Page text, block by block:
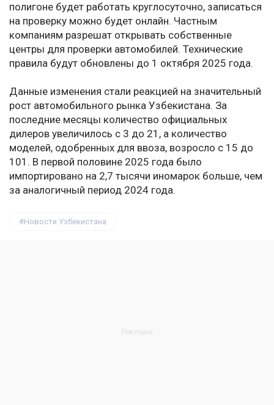
полигоне будет работать круглосуточно, записаться
на проверку можно будет онлайн. Частным
компаниям разрешат открывать собственные
центры для проверки автомобилей. Технические
правила будут обновлены до 1 октября 2025 года.
Данные изменения стали реакцией на значительный
рост автомобильного рынка Узбекистана. За
последние месяцы количество официальных
дилеров увеличилось с 3 до 21, а количество
моделей, одобренных для ввоза, возросло с 15 до
101. В первой половине 2025 года было
импортировано на 2,7 тысячи иномарок больше, чем
за аналогичный период 2024 года.
Новости Узбекистана